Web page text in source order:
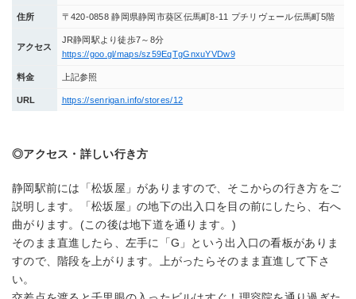
住所 〒420-0858 静岡県静岡市葵区伝馬町8-11 プチリヴェール伝馬町5階
アクセス
JR静岡駅より徒歩7～8分
https://goo.gl/maps/sz59EqTgGnxuYVDw9
料金 上記参照
URL https://senrigan.info/stores/12
◎アクセス・詳しい行き方
静岡駅前には「松坂屋」がありますので、そこからの行き方をご
説明します。「松坂屋」の地下の出入口を目の前にしたら、右へ
曲がります。(この後は地下道を通ります。)
そのまま直進したら、左手に「G」という出入口の看板がありま
すので、階段を上がります。上がったらそのまま直進して下さ
い。